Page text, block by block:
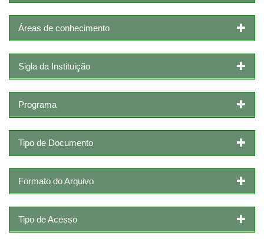
Áreas de conhecimento
Sigla da Instituição
Programa
Tipo de Documento
Formato do Arquivo
Tipo de Acesso